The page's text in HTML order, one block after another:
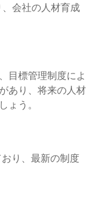
会社の人材育成
目標管理制度によ
あり、将来の人材
ょう。
り、最新の制度